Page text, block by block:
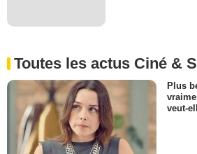
Toutes les actus Ciné &
Plus
veut-